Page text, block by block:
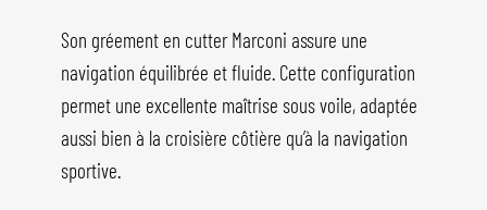
Son gréement en cutter Marconi assure une
navigation équilibrée et fluide. Cette configuration
permet une excellente maîtrise sous voile, adaptée
aussi bien à la croisière côtière qu’à la navigation
sportive.